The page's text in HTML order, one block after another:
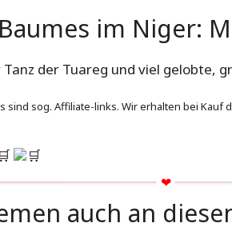
im Niger:
der Tuareg und viel gelobte,
sind sog. Affiliate-links. Wir erhalten bei Kauf
🛒 🛒
auch an